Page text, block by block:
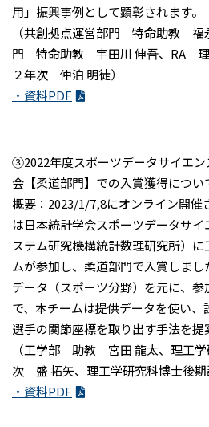
用」振興事例として顕彰されます。
（共創拠点運営部門 特命助教 福
門 特命助教 宇田川 伸吾、RA 理
２年次 仲泊 明徒）
・資料PDF
③2022年度スポーツデータサイエ
会【柔道部門】での入賞獲得につい
概要：2023/1/7,8にオンライン開催
は日本統計学会スポーツデータサ
ステム研究機構統計数理研究所）
ムが参加し、柔道部門で入賞しま
データ（スポーツ分野）を元に、
で、本チームは提供データを使い
選手の関節座標を取り出す手法を提
（工学部 助教 宮田 龍太、理工学
次 盛 拓矢、理工学研究科博士後
・資料PDF